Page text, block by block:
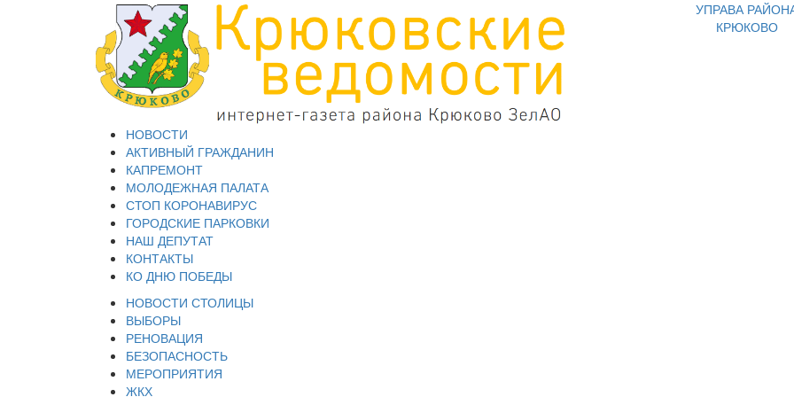
УПРАВА
КРЮКОВО
НОВОСТИ
АКТИВНЫЙ ГРАЖДАНИН
КАПРЕМОНТ
МОЛОДЕЖНАЯ ПАЛАТА
СТОП КОРОНАВИРУС
ГОРОДСКИЕ ПАРКОВКИ
НАШ ДЕПУТАТ
КОНТАКТЫ
КО ДНЮ ПОБЕДЫ
НОВОСТИ СТОЛИЦЫ
ВЫБОРЫ
РЕНОВАЦИЯ
БЕЗОПАСНОСТЬ
МЕРОПРИЯТИЯ
ЖКХ